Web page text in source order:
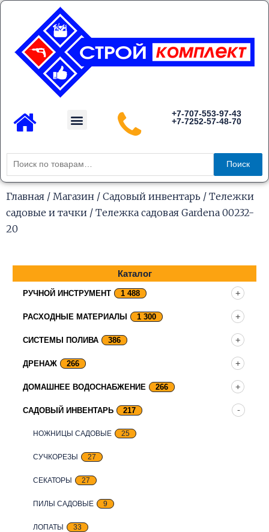
Перейти
содержимому
Menu
+7-707-553-97-43
+7-7252-57-48-70
Искать:
Поиск
Главная / Магазин / Садовый инвентарь / Тележки
садовые и тачки / Тележка садовая Gardena 00232-
20
Каталог
РУЧНОЙ ИНСТРУМЕНТ 1 488
РАСХОДНЫЕ МАТЕРИАЛЫ 1 300
СИСТЕМЫ ПОЛИВА 386
ДРЕНАЖ 266
ДОМАШНЕЕ ВОДОСНАБЖЕНИЕ 266
САДОВЫЙ ИНВЕНТАРЬ 217
НОЖНИЦЫ САДОВЫЕ 25
СУЧКОРЕЗЫ 27
СЕКАТОРЫ 27
ПИЛЫ САДОВЫЕ 9
ЛОПАТЫ 33